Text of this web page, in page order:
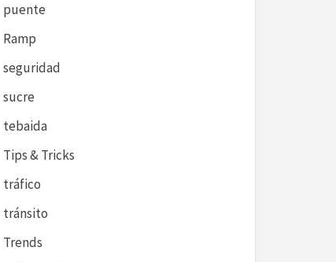
puente
Ramp
seguridad
sucre
tebaida
Tips & Tricks
tráfico
tránsito
Trends